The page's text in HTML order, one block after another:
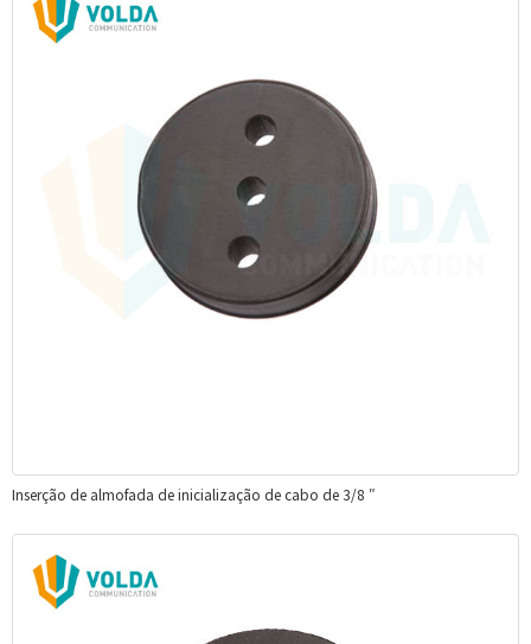
Inserção de almofada de inicialização de cabo de 3/8 ″